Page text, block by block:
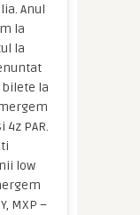
Anul
la
la
bilete la
4z PAR.
low
MXP –